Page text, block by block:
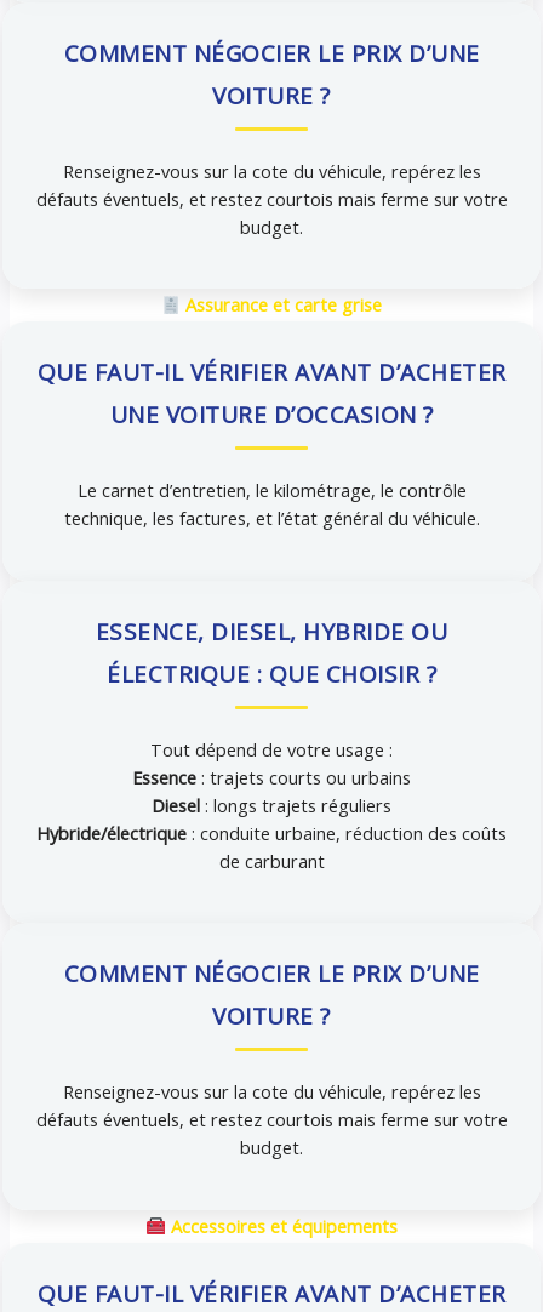
COMMENT NÉGOCIER LE PRIX D’UNE
VOITURE ?
Renseignez-vous sur la cote du véhicule, repérez les
défauts éventuels, et restez courtois mais ferme sur votre
budget.
Assurance et carte grise
QUE FAUT-IL VÉRIFIER AVANT D’ACHETER
UNE VOITURE D’OCCASION ?
Le carnet d’entretien, le kilométrage, le contrôle
technique, les factures, et l’état général du véhicule.
ESSENCE, DIESEL, HYBRIDE OU
ÉLECTRIQUE : QUE CHOISIR ?
Tout dépend de votre usage :
Essence : trajets courts ou urbains
Diesel : longs trajets réguliers
Hybride/électrique : conduite urbaine, réduction des coûts
de carburant
COMMENT NÉGOCIER LE PRIX D’UNE
VOITURE ?
Renseignez-vous sur la cote du véhicule, repérez les
défauts éventuels, et restez courtois mais ferme sur votre
budget.
Accessoires et équipements
QUE FAUT-IL VÉRIFIER AVANT D’ACHETER